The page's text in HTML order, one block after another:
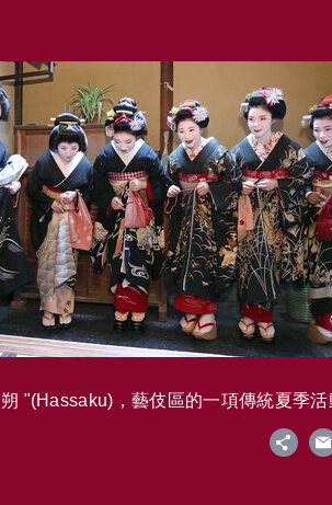
"(Hassaku)，藝伎區的一項傳統夏季活